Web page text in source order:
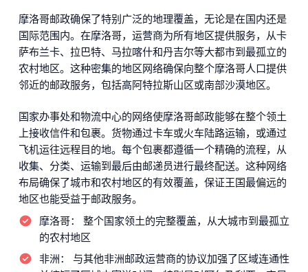
摩洛哥邮政确保了特别广泛的地理覆盖，无论是在国内还是
国际范围内。在摩洛哥，运营商为所有地区提供服务，从卡
萨布兰卡、拉巴特、马拉喀什和丹吉尔等大都市到最孤立的
农村地区。这种密集的地区网络确保向整个摩洛哥人口提供
邻近的邮政服务，包括高阿特拉斯山区或南部沙漠地区。
国家办事处和物流中心的网络使摩洛哥邮政能够在整个领土
上接收信件和包裹。货物通过卡车或火车陆路运输，或通过
飞机运往远程目的地。每个包裹都遵循一个精确的流程，从
收集、分类、运输到最后由邮递员进行最终配送。这种网络
布局确保了城市和农村地区的有效覆盖，保证王国最偏远的
地区也能受益于邮政服务。
摩洛哥：
整个国家领土的完整覆盖，从大城市到最孤立
的农村地区
非洲：
与其他非洲邮政运营商的协议加强了区域连通性